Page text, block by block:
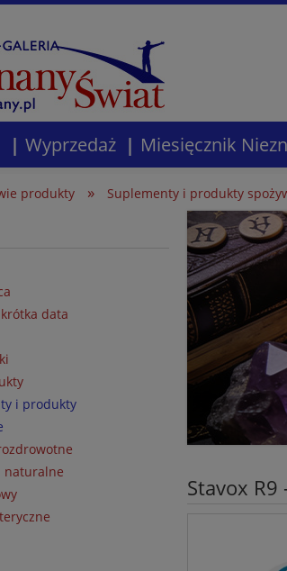
Wyprzedaż Miesięcznik
produkty » Suplementy i produkty
data
i produkty
naturalne
Stavox